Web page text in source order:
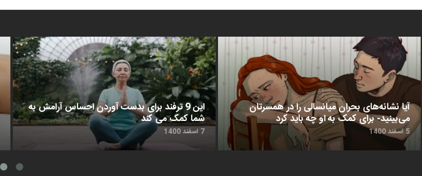
این 9 ترفند برای بدست آوردن احساس آرامش به
شما کمک می‌ کند
7 اسفند 1400
آیا نشانه‌های بحران میانسالی را در همسرتان
می‌بینید- برای کمک به او چه باید کرد
5 اسفند 1400